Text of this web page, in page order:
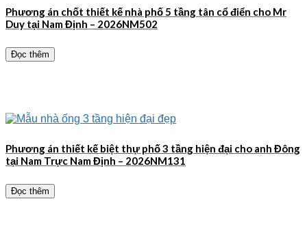
Phương án chốt thiết kế nhà phố 5 tầng tân cổ điển cho Mr
Duy tại Nam Định – 2026NM502
Đọc thêm
Phương án thiết kế biệt thự phố 3 tầng hiện đại cho anh Đông
tại Nam Trực Nam Định – 2026NM131
Đọc thêm